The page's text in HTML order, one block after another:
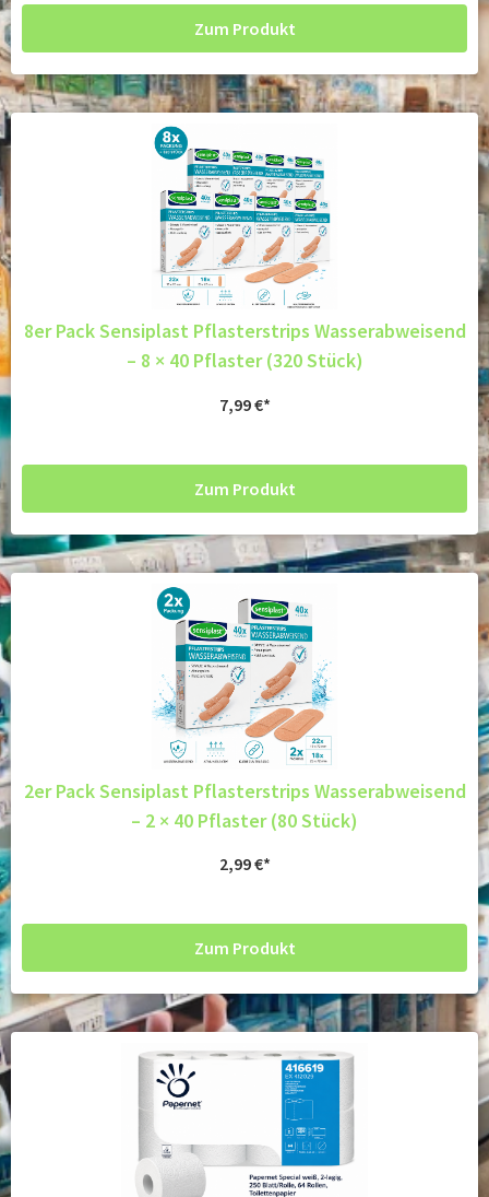
Zum Produkt
8er Pack Sensiplast Pflasterstrips Wasserabweisend
– 8 × 40 Pflaster (320 Stück)
7,99€
Zum Produkt
2er Pack Sensiplast Pflasterstrips Wasserabweisend
– 2 × 40 Pflaster (80 Stück)
2,99€
Zum Produkt